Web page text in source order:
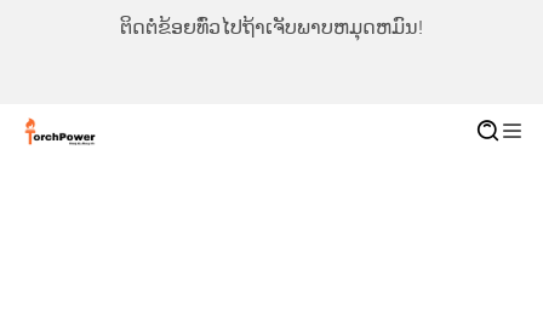
ຕິດຕໍ່ຂ້ອຍທົ່ວໄປຖ້າເຈັບພາບຫມຸດຫມົນ!